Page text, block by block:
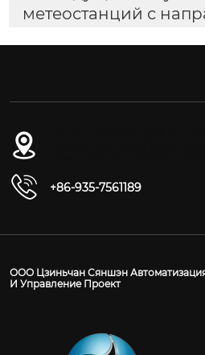
метеостанций с
+86-935-7561189
ООО Цзиньчан Сяншэн
И Управление Проект